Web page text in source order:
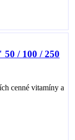
/ 100 / 250
cenné vitamíny a